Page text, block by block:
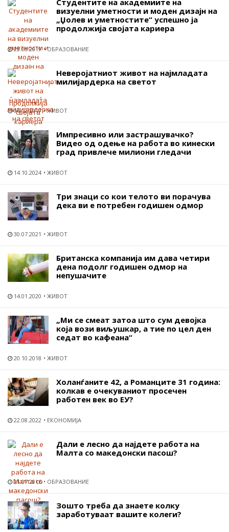
визуелни уметности и моден дизајн на
„Џолев и уметностите“ успешно ја
продолжија својата кариера
23.08.2019 ОБРАЗОВАНИЕ
Неверојатниот живот на најмладата
милијардерка на светот
06.12.2017 ЖИВОТ
Импресивно или застрашувачко?
Видео од одење на работа во кинески
град привлече милиони гледачи
14.10.2024 ЖИВОТ
Три знаци со кои телото ви порачува
дека ви е потребен годишен одмор
30.07.2021 ЖИВОТ
Британска компанија им дава четири
дена подолг годишен одмор на
непушачите
14.01.2020 ЖИВОТ
„Ми се смеат затоа што сум девојка
која вози виљушкар, а тие по цел ден
седат во кафеана“
20.10.2018 ЖИВОТ
Холанѓаните 42, а Романците 31 година:
колкав е очекуваниот просечен
работен век во ЕУ?
22.08.2022 ЕКОНОМИЈА
Дали е лесно да најдете работа на
Малта со македонски пасош?
21.07.2016 ОБРАЗОВАНИЕ
Зошто треба да знаете колку
заработуваат вашите колеги?